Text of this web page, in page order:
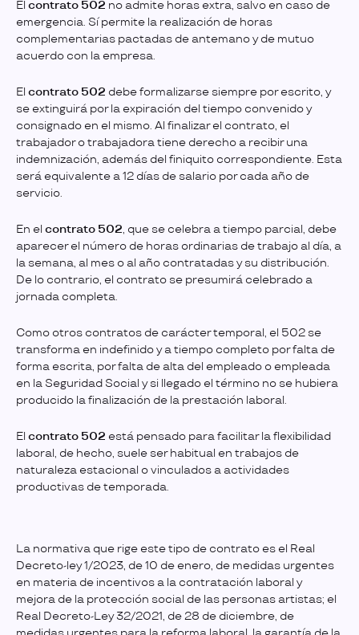
El contrato 502 no admite horas extra, salvo en caso de
emergencia. Sí permite la realización de horas
complementarias pactadas de antemano y de mutuo
acuerdo con la empresa.
El contrato 502 debe formalizarse siempre por escrito, y
se extinguirá por la expiración del tiempo convenido y
consignado en el mismo. Al finalizar el contrato, el
trabajador o trabajadora tiene derecho a recibir una
indemnización, además del finiquito correspondiente. Esta
será equivalente a 12 días de salario por cada año de
servicio.
En el contrato 502, que se celebra a tiempo parcial, debe
aparecer el número de horas ordinarias de trabajo al día, a
la semana, al mes o al año contratadas y su distribución.
De lo contrario, el contrato se presumirá celebrado a
jornada completa.
Como otros contratos de carácter temporal, el 502 se
transforma en indefinido y a tiempo completo por falta de
forma escrita, por falta de alta del empleado o empleada
en la Seguridad Social y si llegado el término no se hubiera
producido la finalización de la prestación laboral.
El contrato 502 está pensado para facilitar la flexibilidad
laboral, de hecho, suele ser habitual en trabajos de
naturaleza estacional o vinculados a actividades
productivas de temporada.
La normativa que rige este tipo de contrato es el Real
Decreto-ley 1/2023, de 10 de enero, de medidas urgentes
en materia de incentivos a la contratación laboral y
mejora de la protección social de las personas artistas; el
Real Decreto-Ley 32/2021, de 28 de diciembre, de